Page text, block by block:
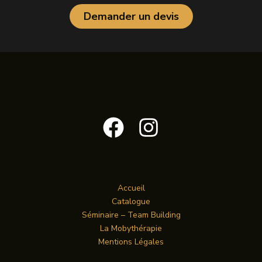
Demander un devis
Accueil
Catalogue
Séminaire – Team Building
La Mobythérapie
Mentions Légales